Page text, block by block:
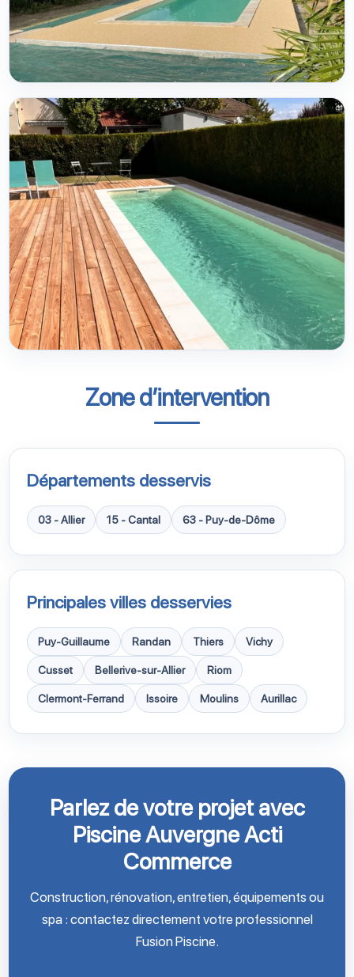
Zone d’intervention
Départements desservis
03 - Allier 15 - Cantal 63 - Puy-de-Dôme
Principales villes desservies
Puy-Guillaume Randan Thiers Vichy
Cusset Bellerive-sur-Allier Riom
Clermont-Ferrand Issoire Moulins Aurillac
Parlez de votre projet avec
Piscine Auvergne Acti
Commerce
Construction, rénovation, entretien, équipements ou
spa : contactez directement votre professionnel
Fusion Piscine.